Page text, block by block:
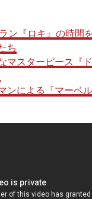
ン『ロキ』の時間
ち
マスターピース『
ンによる『マーベ